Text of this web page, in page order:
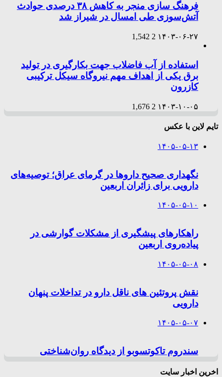
فرهنگ سازی منجر به کاهش ۳۸ درصدی حوادث
آتش‌سوزی طی امسال در شیراز شد
۱۴۰۳-۰۶-۲۷ 2
1,542
استفاده از آب فاضلاب جهت بکارگیری در تولید
برق یکی از اهداف مهم نیروگاه سیکل ترکیبی
کازرون
۱۴۰۳-۱۰-۰۵ 2
1,676
تایم لاین با عکس
۱۴۰۵-۰۵-۱۳
نگهداری صحیح داروها در گرمای عراق؛ توصیه‌های
دارویی برای زائران اربعین
۱۴۰۵-۰۵-۱۰
راهکارهای پیشگیری از مشکلات گوارشی در
پیاده‌روی اربعین
۱۴۰۵-۰۵-۰۸
نقش پروتئین های ناقل دارو در تداخلات پنهان
دارویی
۱۴۰۵-۰۵-۰۷
سندروم تاکوتسوبو از دیدگاه روان‌شناختی
اخرین اخبار سایت